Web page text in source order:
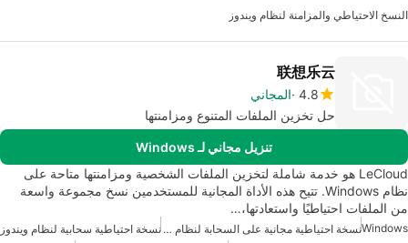
النسخ الاحتياطي والمزامنة لنظام ويندوز
联想乐云
4.8 المجاني
حل تخزين الملفات المتنوع ومزامنتها
تنزيل مجاني لـ Windows
LeCloud هو خدمة شاملة لتخزين الملفات الشخصية ومزامنتها متاحة على
نظام Windows. تتيح هذه الأداة المجانية للمستخدمين نسخ مجموعة واسعة
من الملفات احتياطيًا واستعادتها،…
Windows نسخة احتياطية مجانية على السحابة لنظام ويندوز نسخة احتياطية سحابية لنظام ويندوز